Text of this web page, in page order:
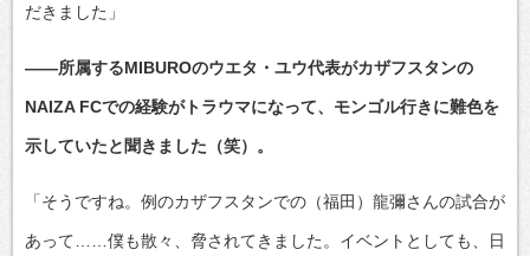
だきました」
――所属するMIBUROのウエタ・ユウ代表がカザフスタンの
NAIZA FCでの経験がトラウマになって、モンゴル行きに難色を
示していたと聞きました（笑）。
「そうですね。例のカザフスタンでの（福田）龍彌さんの試合が
あって……僕も散々、脅されてきました。イベントとしても、日